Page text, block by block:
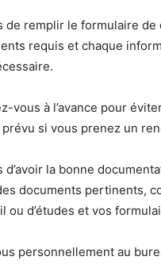
de remplir le formulaire
requis et chaque
vous à l’avance pour
si vous prenez un
d’avoir la bonne
documents pertinents,
ou d’études et vos
personnellement au